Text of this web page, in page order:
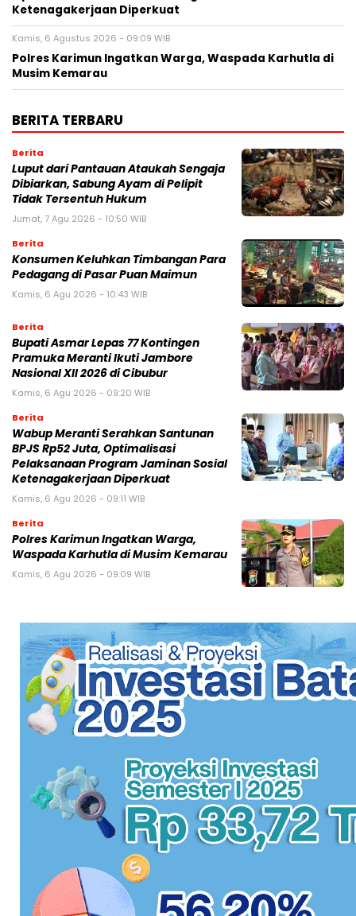
Ketenagakerjaan Diperkuat
Kamis, 6 Agustus 2026 - 09:09 WIB
Polres Karimun Ingatkan Warga, Waspada Karhutla di
Musim Kemarau
BERITA TERBARU
Berita
Luput dari Pantauan Ataukah Sengaja
Dibiarkan, Sabung Ayam di Pelipit
Tidak Tersentuh Hukum
Jumat, 7 Agu 2026 - 10:50 WIB
Berita
Konsumen Keluhkan Timbangan Para
Pedagang di Pasar Puan Maimun
Kamis, 6 Agu 2026 - 10:43 WIB
Berita
Bupati Asmar Lepas 77 Kontingen
Pramuka Meranti Ikuti Jambore
Nasional XII 2026 di Cibubur
Kamis, 6 Agu 2026 - 09:20 WIB
Berita
Wabup Meranti Serahkan Santunan
BPJS Rp52 Juta, Optimalisasi
Pelaksanaan Program Jaminan Sosial
Ketenagakerjaan Diperkuat
Kamis, 6 Agu 2026 - 09:11 WIB
Berita
Polres Karimun Ingatkan Warga,
Waspada Karhutla di Musim Kemarau
Kamis, 6 Agu 2026 - 09:09 WIB